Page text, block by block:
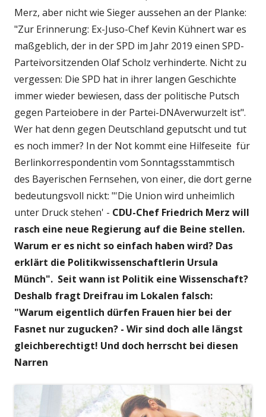
Merz, aber nicht wie Sieger aussehen an der Planke:
"Zur Erinnerung: Ex-Juso-Chef Kevin Kühnert war es
maßgeblich, der in der SPD im Jahr 2019 einen SPD-
Parteivorsitzenden Olaf Scholz verhinderte. Nicht zu
vergessen: Die SPD hat in ihrer langen Geschichte
immer wieder bewiesen, dass der politische Putsch
gegen Parteiobere in der Partei-DNAverwurzelt ist".
Wer hat denn gegen Deutschland geputscht und tut
es noch immer? In der Not kommt eine Hilfeseite für
Berlinkorrespondentin vom Sonntagsstammtisch
des Bayerischen Fernsehen, von einer, die dort gerne
bedeutungsvoll nickt: "'Die Union wird unheimlich
unter Druck stehen' - CDU-Chef Friedrich Merz will
rasch eine neue Regierung auf die Beine stellen.
Warum er es nicht so einfach haben wird? Das
erklärt die Politikwissenschaftlerin Ursula
Münch". Seit wann ist Politik eine Wissenschaft?
Deshalb fragt Dreifrau im Lokalen falsch:
"Warum eigentlich dürfen Frauen hier bei der
Fasnet nur zugucken? - Wir sind doch alle längst
gleichberechtigt! Und doch herrscht bei diesen
Narren